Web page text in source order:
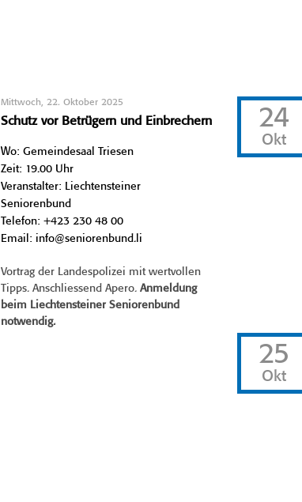
Mittwoch, 22. Oktober 2025
Schutz vor Betrügern und Einbrechern
Wo: Gemeindesaal Triesen
Zeit: 19.00 Uhr
Veranstalter: Liechtensteiner
Seniorenbund
Telefon: +423 230 48 00
Email: info@seniorenbund.li
Vortrag der Landespolizei mit wertvollen
Tipps. Anschliessend Apero. Anmeldung
beim Liechtensteiner Seniorenbund
notwendig.
24
Okt
25
Okt